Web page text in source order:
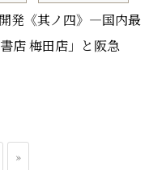
発《其ノ四》―国内最
店 梅田店」と阪急
»